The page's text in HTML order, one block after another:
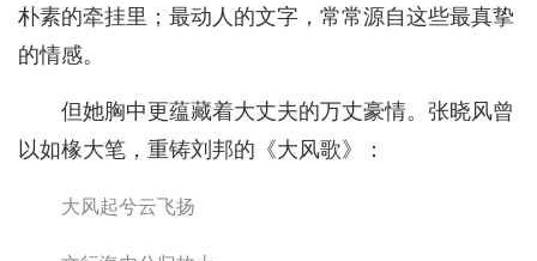
朴素的牵挂里；最动人的文字，常常源自这些最真挚
的情感。
但她胸中更蕴藏着大丈夫的万丈豪情。张晓风曾
以如椽大笔，重铸刘邦的《大风歌》：
大风起兮云飞扬